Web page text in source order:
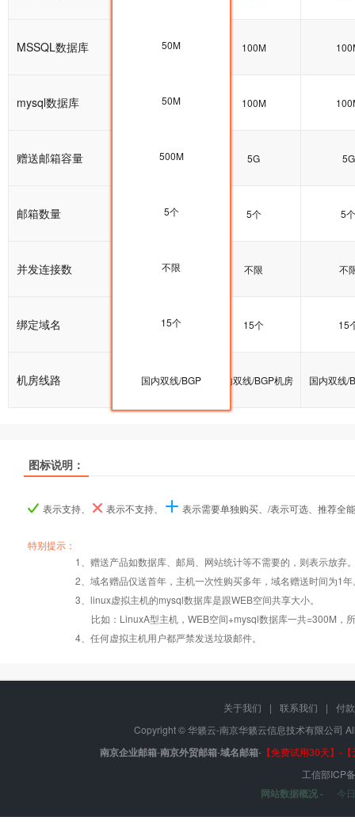
MSSQL数据库 100M 100M
mysql数据库 100M 100M
赠送邮箱容量 5G 5G 5G
邮箱数量 5个 5个 5个
并发连接数 不限 不限 不
绑定域名 15个 15个 15
机房线路 国内双线/BGP机房 国内双线/BGP机房 国内双线/
50M
50M
500M
5个
不限
15个
国内双线/BGP
产品名称
Windows2008/
Linux
Windows2008/
Linux
产品名称
错误页面定义
产品名称
数据定期备份
数据自助恢复
图标说明：
表示支持、 表示不支持、 表示需要单独购买、/表示可选、推荐全
特别提示：
1、赠送产品如数据库、邮局、网站统计等不需要的，则表示放弃
2、域名赠品仅送首年，主机一次性购买多年，域名赠送时间为1年
3、linux虚拟主机的mysql数据库是跟WEB空间共享大小。
比如：LinuxA型主机，WEB空间+mysql数据库一共=300M，
4、任何虚拟主机用户都严禁发送垃圾邮件。
关于我们 | 联系我们 |
付
Copyright © 华籁云-南京华籁云信息技术有限公
南京企业邮箱-南京外贸邮箱-域名邮箱- 【免费试用30天】-
工信部ICP
网站数据概况 - 今